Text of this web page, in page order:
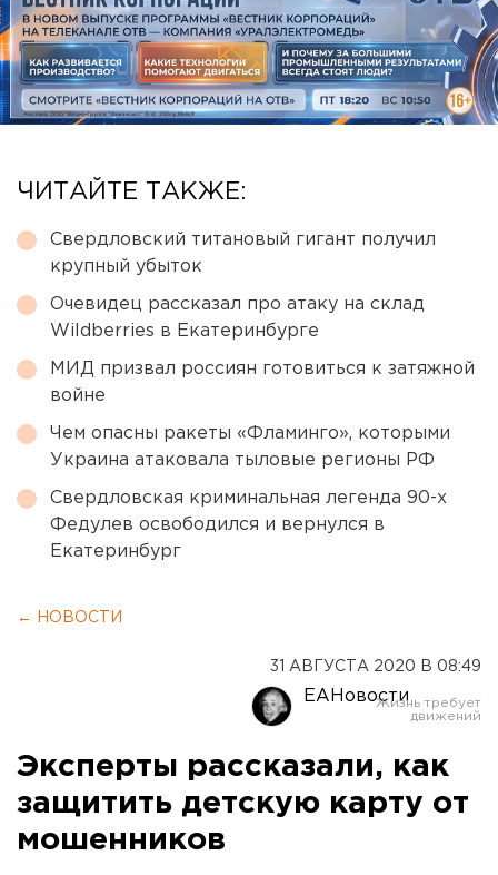
ЧИТАЙТЕ ТАКЖЕ:
Свердловский титановый гигант получил
крупный убыток
Очевидец рассказал про атаку на склад
Wildberries в Екатеринбурге
МИД призвал россиян готовиться к затяжной
войне
Чем опасны ракеты «Фламинго», которыми
Украина атаковала тыловые регионы РФ
Свердловская криминальная легенда 90-х
Федулев освободился и вернулся в
Екатеринбург
← НОВОСТИ
31 АВГУСТА 2020 В 08:49
ЕАНовости
Эксперты рассказали, как
защитить детскую карту от
мошенников